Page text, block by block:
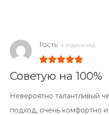
Гость 4 годаназад
Советую на 100%
Невероятно талантливый
подход, очень комфортно